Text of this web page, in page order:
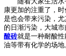
康更加的注重了，
是也会带来污染，
的日渐污染，大城
酸砖就是一种耐酸
油等带有化学的场地